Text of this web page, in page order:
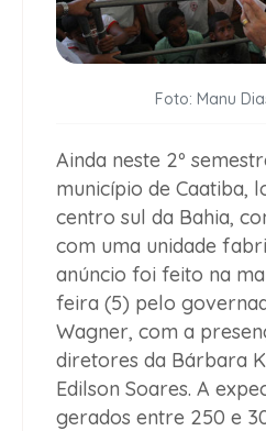
Foto: Manu
Ainda neste 2º
município de Caatiba,
centro sul da Bahia,
com uma unidade
anúncio foi feito na
feira (5) pelo
Wagner, com a
diretores da Bárbara
Edilson Soares. A
gerados entre 250 e